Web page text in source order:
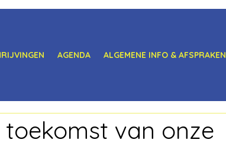
AGENDA ALGEMENE INFO & AFSPRAKEN
van onze